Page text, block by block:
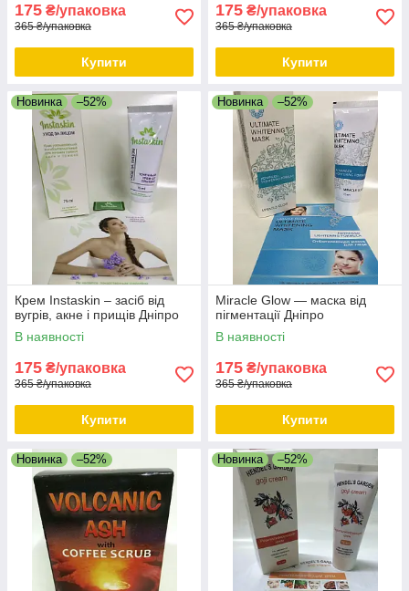
175 ₴/упаковка
365 ₴/упаковка
Купити
175 ₴/упаковка
365 ₴/упаковка
Купити
Новинка –52%
Крем Instaskin – засіб від
вугрів, акне і прищів Дніпро
В наявності
175 ₴/упаковка
365 ₴/упаковка
Купити
Новинка –52%
Miracle Glow — маска від
пігментації Дніпро
В наявності
175 ₴/упаковка
365 ₴/упаковка
Купити
Новинка –52% Новинка –52%